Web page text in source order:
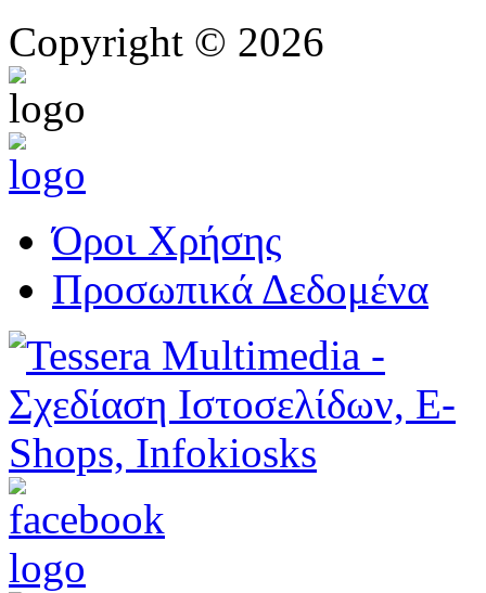
Copyright © 2026
Όροι Χρήσης
Προσωπικά Δεδομένα